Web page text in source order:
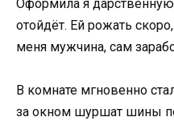
Оформила я
отойдёт. Ей рожать
меня мужчина, сам
В комнате мгновенно
за окном шуршат шины